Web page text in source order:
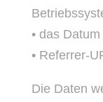
• das
• Referrer-
Die Daten